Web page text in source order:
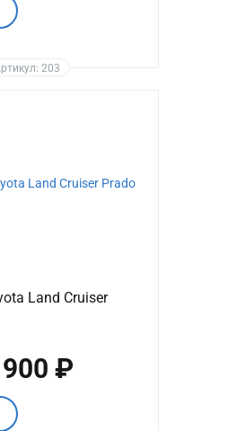
203
Land Cruiser
₽